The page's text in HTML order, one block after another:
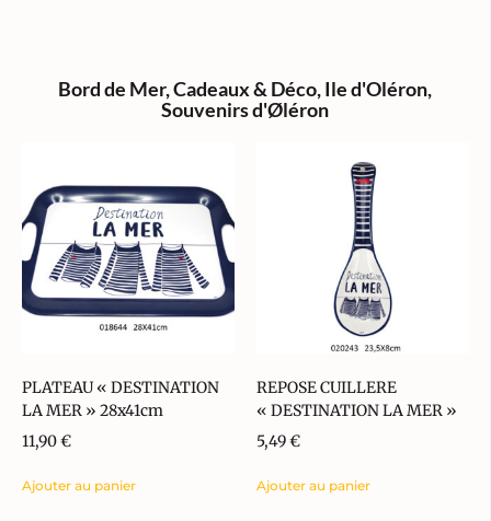
Bord de Mer,Cadeaux & Déco,Ile d'Oléron,
Souvenirs d'Øléron
PLATEAU « DESTINATION
LA MER » 28x41cm
11,90€
Ajouter au panier
REPOSE CUILLERE
« DESTINATION LA MER »
5,49€
Ajouter au panier